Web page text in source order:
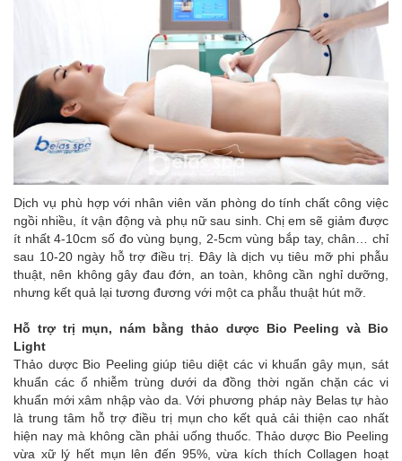
Dịch vụ phù hợp với nhân viên văn phòng do tính chất công việc
ngồi nhiều, ít vận động và phụ nữ sau sinh. Chị em sẽ giảm được
ít nhất 4-10cm số đo vùng bụng, 2-5cm vùng bắp tay, chân… chỉ
sau 10-20 ngày hỗ trợ điều trị. Đây là dịch vụ tiêu mỡ phi phẫu
thuật, nên không gây đau đớn, an toàn, không cần nghỉ dưỡng,
nhưng kết quả lại tương đương với một ca phẫu thuật hút mỡ.
Hỗ trợ trị mụn, nám bằng thảo dược Bio Peeling và Bio
Light
Thảo dược Bio Peeling giúp tiêu diệt các vi khuẩn gây mụn, sát
khuẩn các ổ nhiễm trùng dưới da đồng thời ngăn chặn các vi
khuẩn mới xâm nhập vào da. Với phương pháp này Belas tự hào
là trung tâm hỗ trợ điều trị mụn cho kết quả cải thiện cao nhất
hiện nay mà không cần phải uống thuốc. Thảo dược Bio Peeling
vừa xữ lý hết mụn lên đến 95%, vừa kích thích Collagen hoạt